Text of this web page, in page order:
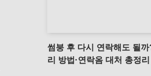
썸붕 후 다시 연락해도 될까
리 방법·연락옴 대처 총정리